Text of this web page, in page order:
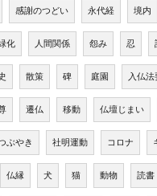
感謝のつどい 永代経 境内
化 人間関係 怨み 忍
散策 碑 庭園 入仏法
遷仏 移動 仏壇じまい
ぶやき 社明運動 コロナ
仏縁 犬 猫 動物 読書